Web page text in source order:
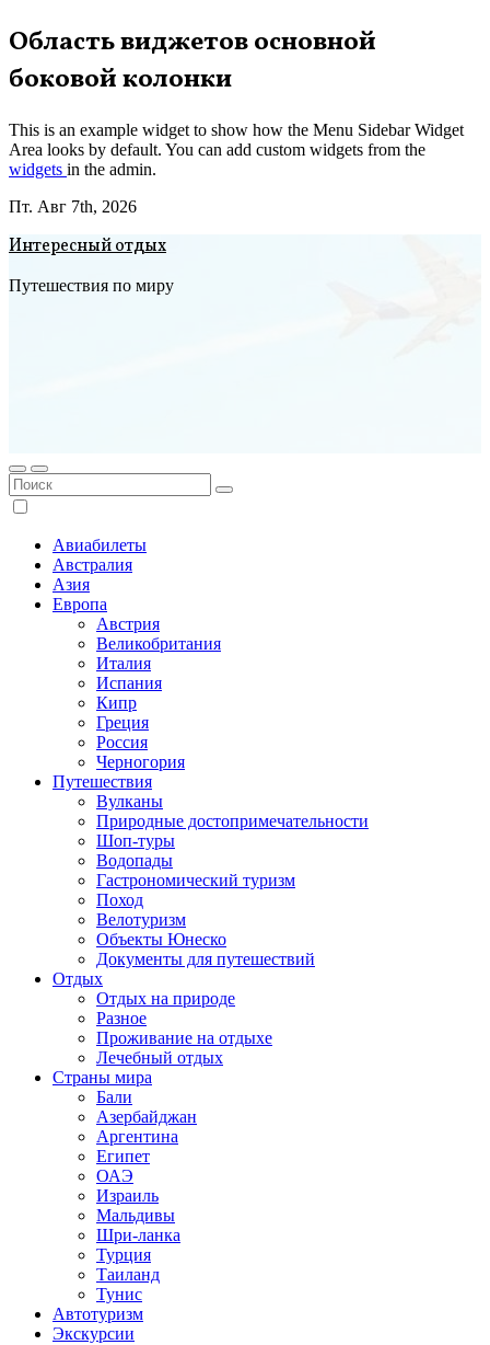
Перейти
к
содержимому
Область виджетов основной
боковой колонки
This is an example widget to show how the Menu Sidebar Widget
Area looks by default. You can add custom widgets from the
widgets in the admin.
Пт. Авг 7th, 2026
Интересный отдых
Путешествия по миру
Авиабилеты
Австралия
Азия
Европа
Австрия
Великобритания
Италия
Испания
Кипр
Греция
Россия
Черногория
Путешествия
Вулканы
Природные достопримечательности
Шоп-туры
Водопады
Гастрономический туризм
Поход
Велотуризм
Объекты Юнеско
Документы для путешествий
Отдых
Отдых на природе
Разное
Проживание на отдыхе
Лечебный отдых
Страны мира
Бали
Азербайджан
Аргентина
Египет
ОАЭ
Израиль
Мальдивы
Шри-ланка
Турция
Таиланд
Тунис
Автотуризм
Экскурсии